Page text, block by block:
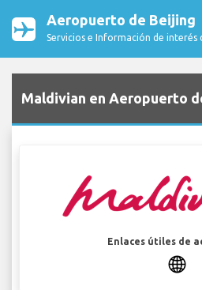
Aeropuerto de Beijing
Servicios e Información de interés
Maldivian en Aeropuerto
Enlaces útiles de